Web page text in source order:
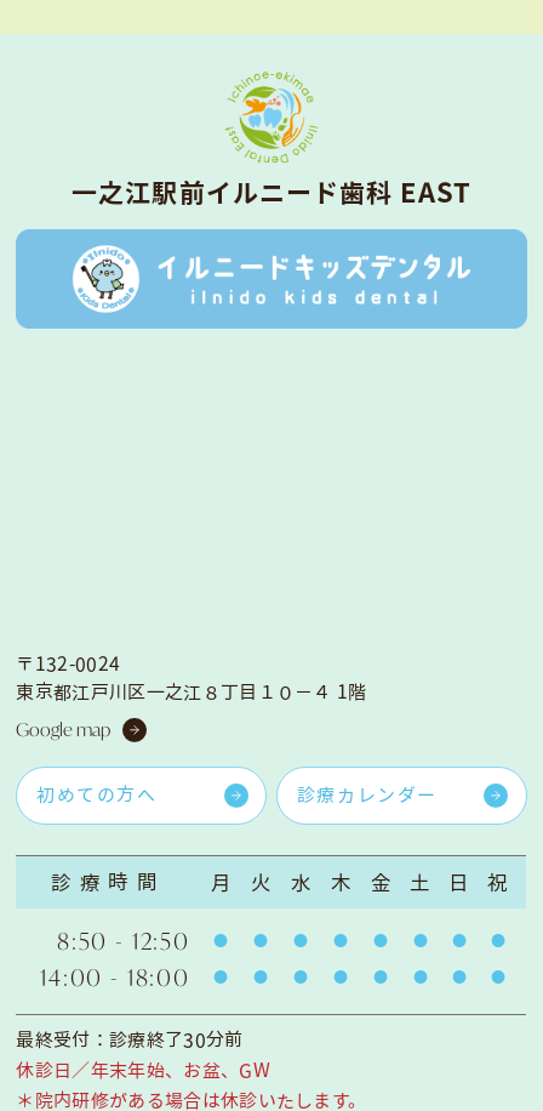
⼀之江駅前イルニード⻭科 EAST
〒132-0024
東京都江戸川区一之江８丁目１０−４ 1階
Google map
初めての方へ 診療カレンダー
診療時間 月 火 水 木 金 土 日 祝
8:50 - 12:50
14:00 - 18:00
最終受付：診療終了30分前
休診日／年末年始、お盆、GW
＊院内研修がある場合は休診いたします。